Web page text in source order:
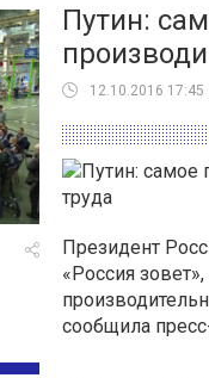
Путин:
12.10.2016 17:45
Президент
«Россия
сообщила